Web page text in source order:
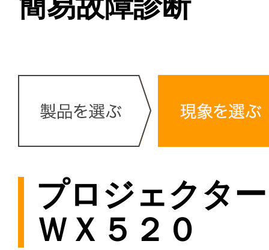
プロジェクター
ＷＸ５２０